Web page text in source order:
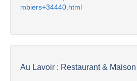
mbiers+34440.html
Au Lavoir : Restaurant &